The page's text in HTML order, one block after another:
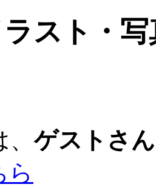
スト・
、ゲストさん
ら